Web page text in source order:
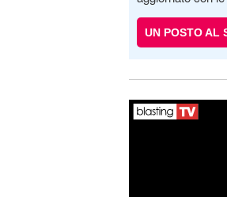
UN POSTO AL